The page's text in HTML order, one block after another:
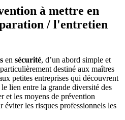
à mettre en
/ l'entretien
en sécurité, d’un abord simple et
destiné aux maîtres
petites entreprises qui découvrent
lien entre la grande diversité des
et les moyens de prévention
les risques professionnels les